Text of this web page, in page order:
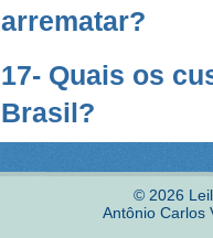
arrematar?
17- Quais os
Brasil?
© 2026
Antônio Carlos